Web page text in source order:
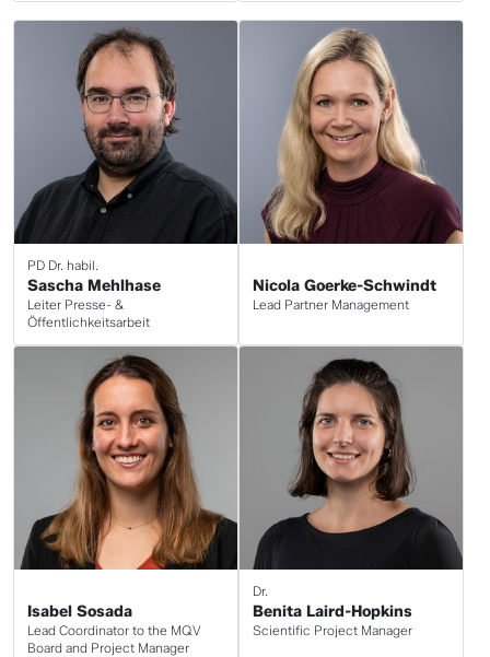
PD Dr. habil.
Sascha Mehlhase
Leiter Presse- &
Öffentlichkeitsarbeit
Nicola Goerke-Schwindt
Lead Partner Management
Isabel Sosada
Lead Coordinator to the MQV
Board and Project Manager
Dr.
Benita Laird-Hopkins
Scientific Project Manager